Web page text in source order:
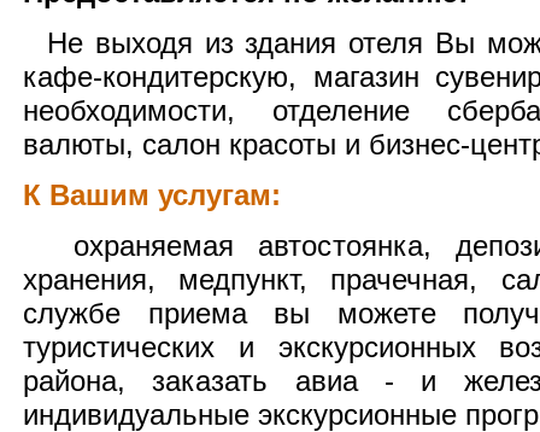
Не выходя из здания отеля Вы
кафе-кондитерскую, магазин
необходимости, отделение
валюты, салон красоты и бизнес-
К Вашим услугам:
охраняемая автостоянка,
хранения, медпункт, прачечная,
службе приема вы можете
туристических и экскурсионных
района, заказать авиа - и
индивидуальные экскурсионные